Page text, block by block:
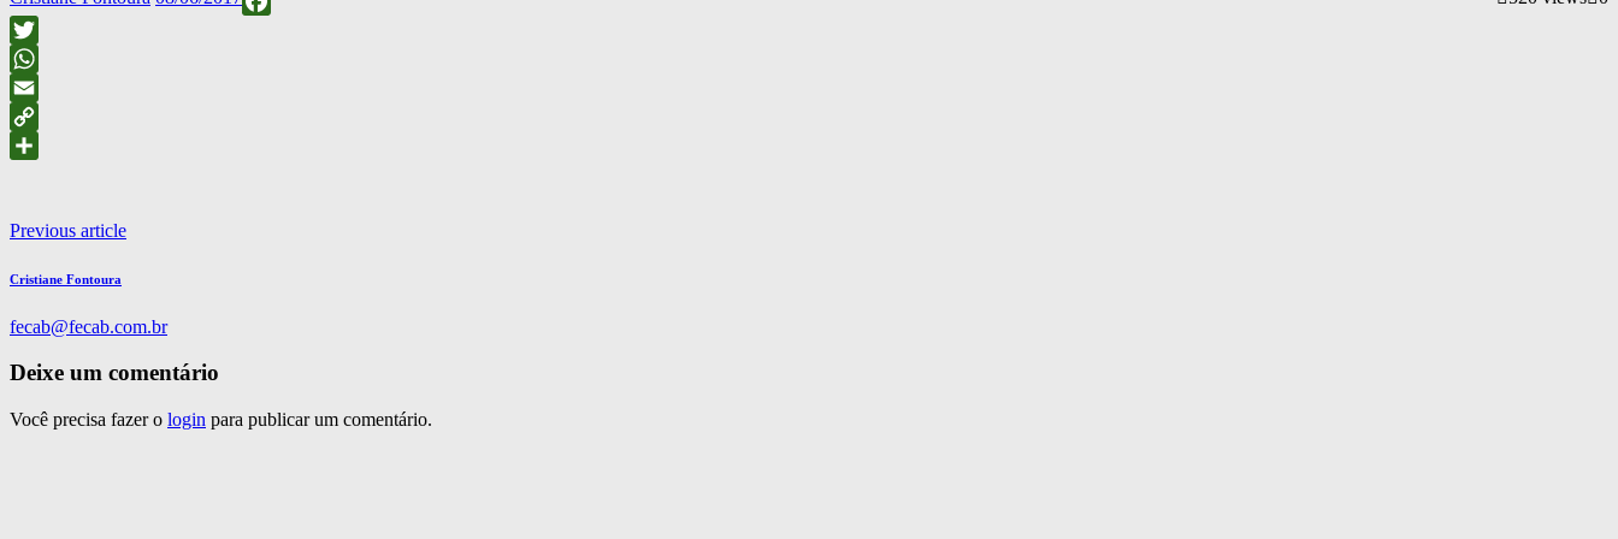
Facebook
Twitter
WhatsApp
Email
Copy
Navegação
de
Previous article
Cristiane Fontoura
fecab@fecab.com.br
Deixe um comentário
Você precisa fazer o login para publicar um comentário.